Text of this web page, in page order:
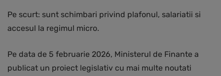
Pe scurt: sunt schimbari privind plafonul, salariatii si
accesul la regimul micro.
Pe data de 5 februarie 2026, Ministerul de Finante a
publicat un proiect legislativ cu mai multe noutati